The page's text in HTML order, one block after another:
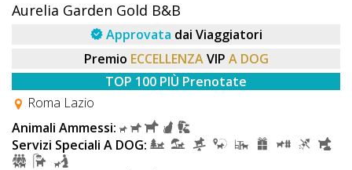
Aurelia Garden Gold B&B
Approvata dai Viaggiatori
Premio ECCELLENZA VIP A DOG
TOP 100 PIÙ Prenotate
Roma Lazio
Animali Ammessi:
Servizi Speciali A DOG: